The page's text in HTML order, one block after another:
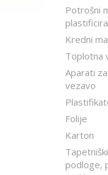
Potrošni
Kredni
Toplotna
Aparati
vezavo
Folije
Karton
podloge,